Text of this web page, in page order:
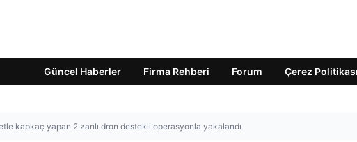
Güncel Haberler Firma Rehberi Forum Çerez Politikası
kapkaç yapan 2 zanlı dron destekli operasyonla yakalandı